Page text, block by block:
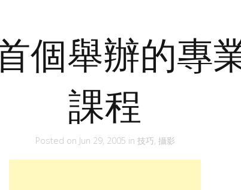
個舉辦的專
課程
Posted on Jun 29, 2005 in 技巧, 攝影